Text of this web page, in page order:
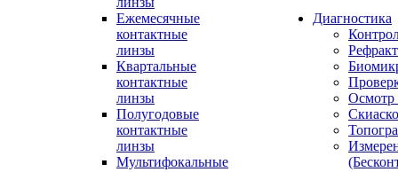
Ежемесячные
контактные
линзы
Квартальные
контактные
линзы
Полугодовые
контактные
линзы
Мультифокальные
Диагностика
Осмотр